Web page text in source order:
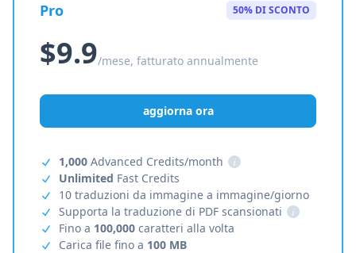
Pro 50% DI SCONTO
$9.9/mese, fatturato annualmente
aggiorna ora
1,000 Advanced Credits/month
i
Unlimited Fast Credits
10 traduzioni da immagine a immagine/giorno
Supporta la traduzione di PDF scansionati
i
Fino a 100,000 caratteri alla volta
Carica file fino a 100 MB